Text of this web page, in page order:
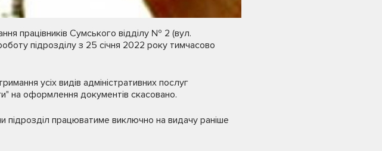
працівників Сумського відділу № 2 (вул.
підрозділу з 25 січня 2022 року тимчасово
усіх видів адміністративних послуг
на оформлення документів скасовано.
підрозділ працюватиме виключно на видачу раніше